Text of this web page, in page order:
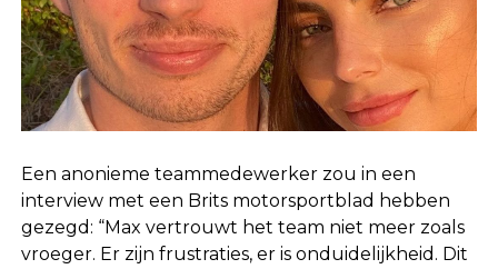
Een anonieme teammedewerker zou in een
interview met een Brits motorsportblad hebben
gezegd: “Max vertrouwt het team niet meer zoals
vroeger. Er zijn frustraties, er is onduidelijkheid. Dit